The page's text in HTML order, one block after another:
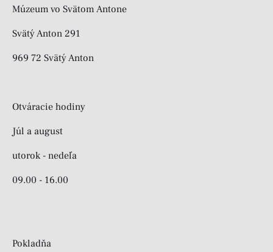
Múzeum vo Svätom Antone
Svätý Anton 291
969 72 Svätý Anton
Otváracie hodiny
Júl a august
utorok - nedeľa
09.00 - 16.00
Pokladňa